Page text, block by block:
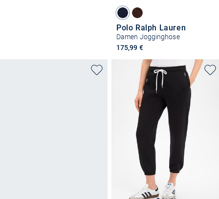
Polo Ralph Lauren
Damen Jogginghose
175,99 €